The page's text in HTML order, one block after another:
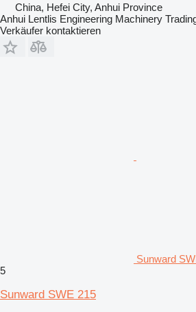
China, Hefei City, Anhui Province
Anhui Lentlis Engineering Machinery
Verkäufer kontaktieren
Sunward
5
Sunward SWE 215